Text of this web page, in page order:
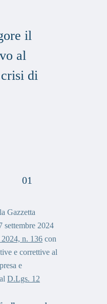
il
al
di
Gazzetta
settembre 2024
n. 136 con
e correttive al
e
D.Lgs. 12